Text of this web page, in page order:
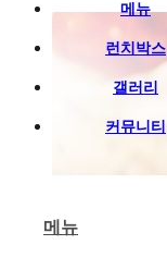
메뉴
런치박스
갤러리
커뮤니티
메뉴